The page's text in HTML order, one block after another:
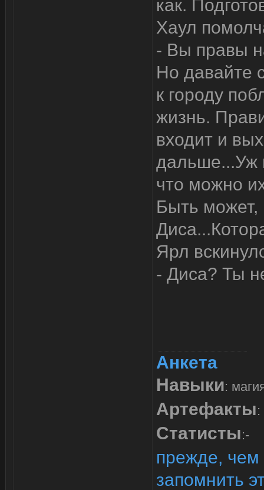
как.
Хаул
- Вы правы
Но давайте
к городу
жизнь.
входит и
дальше...Уж
что можно
Быть может,
Ярл
- Диса? Ты
Анкета
Навыки:
Артефакты
Статисты:-
прежде, чем
запомнить